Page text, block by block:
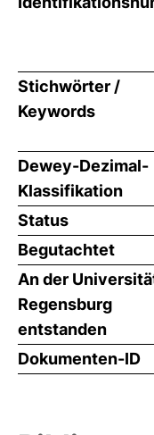
Stichwörter /
Keywords
Dewey-Dezimal-
Klassifikation
Status
Begutachtet
An der
Regensburg
entstanden
Dokumenten-ID